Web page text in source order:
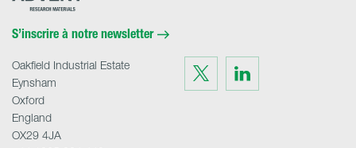
S’inscrire à notre newsletter
Visit
us
on
Twitter
Visit
on
LinkedIn
Oakfield Industrial Estate
Eynsham
Oxford
England
OX29 4JA